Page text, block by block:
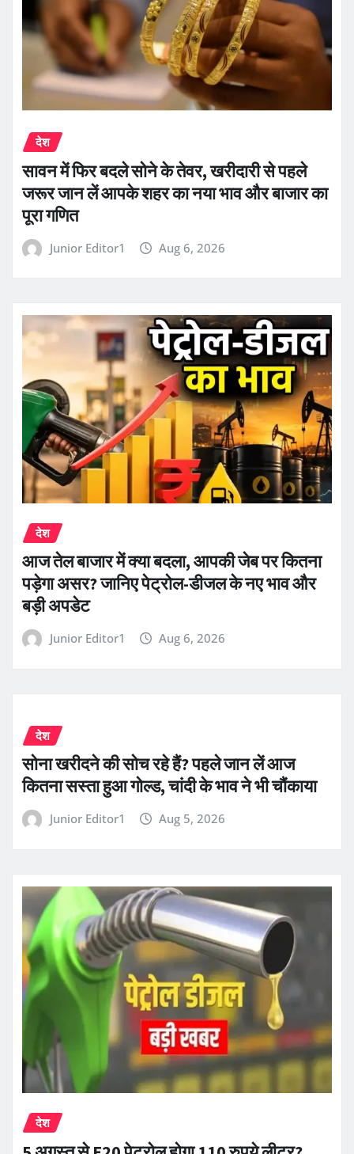
देश
सावन में फिर बदले सोने के तेवर, खरीदारी से पहले
जरूर जान लें आपके शहर का नया भाव और बाजार का
पूरा गणित
Junior Editor1 Aug 6, 2026
देश
आज तेल बाजार में क्या बदला, आपकी जेब पर कितना
पड़ेगा असर? जानिए पेट्रोल-डीजल के नए भाव और
बड़ी अपडेट
Junior Editor1 Aug 6, 2026
देश
सोना खरीदने की सोच रहे हैं? पहले जान लें आज
कितना सस्ता हुआ गोल्ड, चांदी के भाव ने भी चौंकाया
Junior Editor1 Aug 5, 2026
देश